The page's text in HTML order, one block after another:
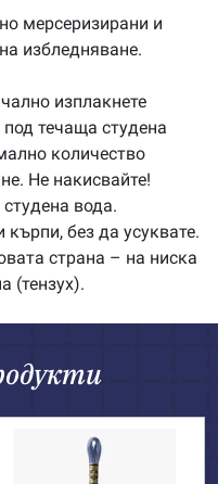
мерсеризирани и
избледняване.
изплакнете
течаща студена
количество
Не накисвайте!
вода.
без да усуквате.
страна – на ниска
(тензух).